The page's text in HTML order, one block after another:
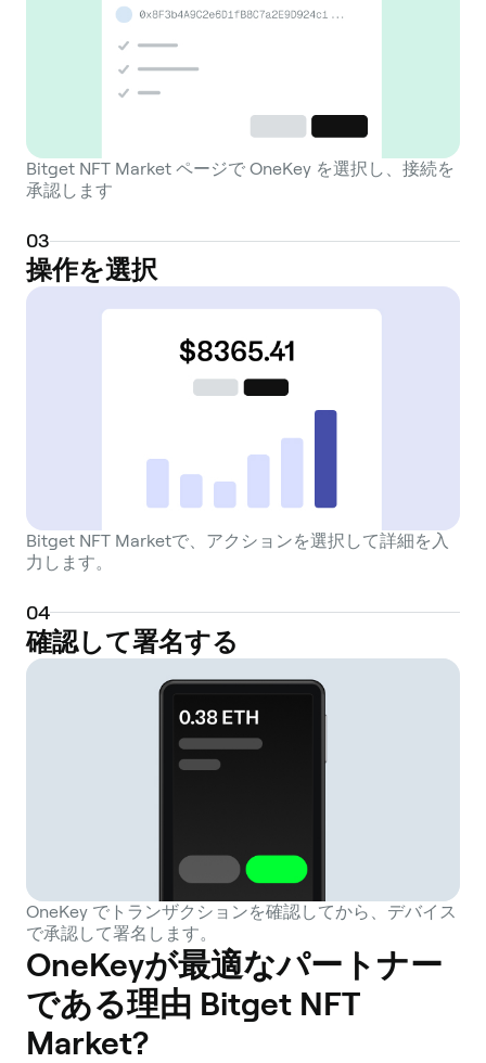
Bitget NFT Market ページで OneKey を選択し、接続を
承認します
03
操作を選択
Bitget NFT Marketで、アクションを選択して詳細を入
力します。
04
確認して署名する
OneKey でトランザクションを確認してから、デバイス
で承認して署名します。
OneKeyが最適なパートナー
である理由 Bitget NFT
Market?